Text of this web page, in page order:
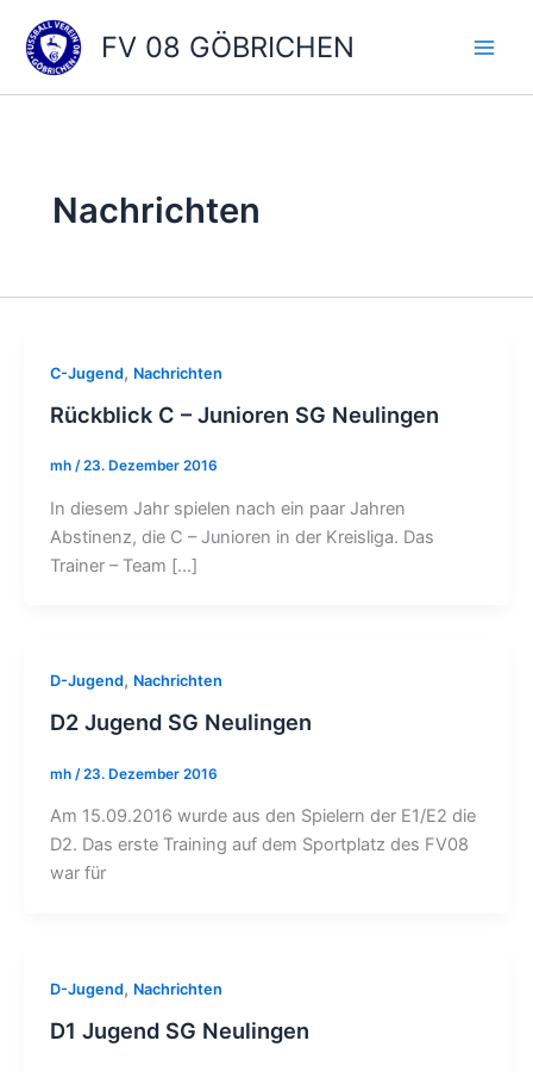
Inhalt
springen
FV 08 GÖBRICHEN
Nachrichten
C-Jugend, Nachrichten
Rückblick C – Junioren SG Neulingen
mh /23. Dezember 2016
In diesem Jahr spielen nach ein paar Jahren
Abstinenz, die C – Junioren in der Kreisliga. Das
Trainer – Team […]
D-Jugend, Nachrichten
D2 Jugend SG Neulingen
mh /23. Dezember 2016
Am 15.09.2016 wurde aus den Spielern der E1/E2 die
D2. Das erste Training auf dem Sportplatz des FV08
war für
D-Jugend, Nachrichten
D1 Jugend SG Neulingen